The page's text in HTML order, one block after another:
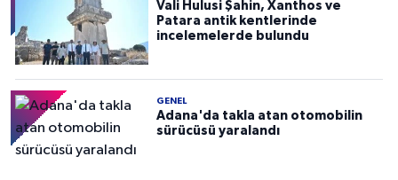
Vali Hulusi Şahin, Xanthos ve
Patara antik kentlerinde
incelemelerde bulundu
GENEL
Adana'da takla atan otomobilin
sürücüsü yaralandı